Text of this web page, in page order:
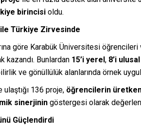
birincisi oldu.
Türkiye Zirvesinde
göre Karabük Üniversitesi
kazandı. Bunlardan 15’i yerel, 8’i
ve gönüllülük alanlarında örnek
136 proje, öğrencilerin
sinerjinin göstergesi olarak
Güçlendirdi